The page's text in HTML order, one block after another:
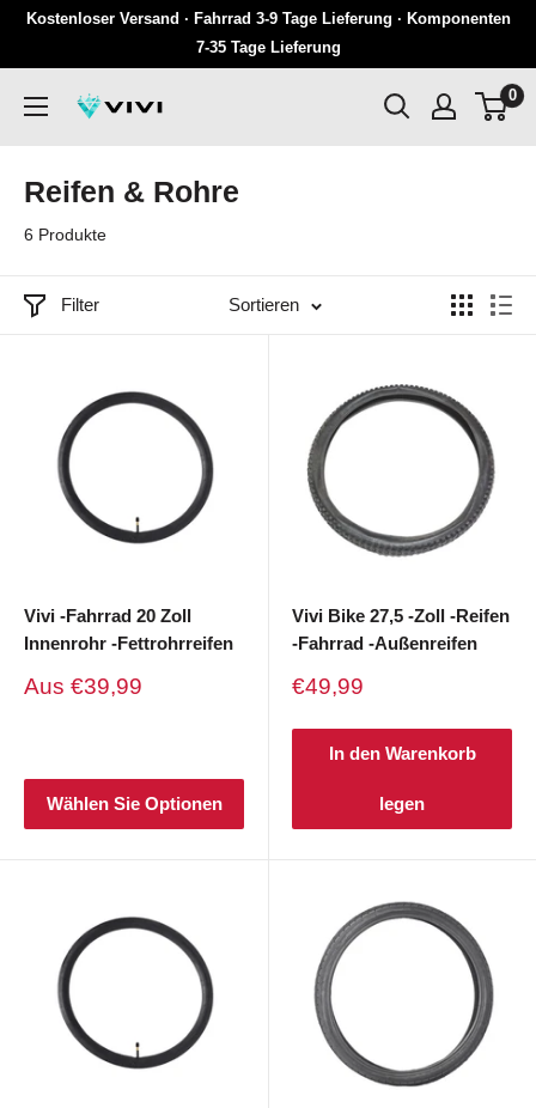
Überspringen
Inhalten
Kostenloser Versand · Fahrrad 3-9 Tage Lieferung · Komponenten
7-35 Tage Lieferung
VIVI
0
Reifen & Rohre
6 Produkte
Filter Sortieren
Vivi -Fahrrad 20 Zoll
Innenrohr -Fettrohrreifen
Verkaufspreis
Aus €39,99
Wählen Sie Optionen
Vivi Bike 27,5 -Zoll -Reifen
-Fahrrad -Außenreifen
Verkaufspreis
€49,99
In den Warenkorb
legen